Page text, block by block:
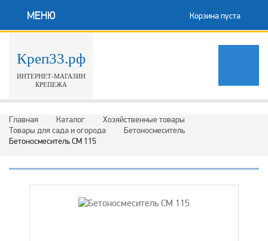
МЕНЮ Корзина пуста
Креп33.рф
ИНТЕРНЕТ-МАГАЗИН
КРЕПЕЖА
Главная Каталог
Хозяйственные товары
Товары для сада и огорода
Бетоносмеситель
Бетоносмеситель СМ 115